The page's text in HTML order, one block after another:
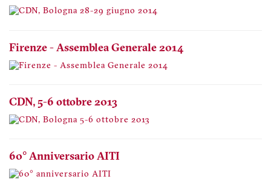
Firenze - Assemblea Generale 2014
CDN, 5-6 ottobre 2013
60° Anniversario AITI